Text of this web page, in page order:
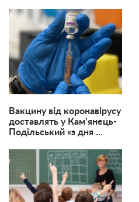
Вакцину від коронавірусу
доставлять у Кам’янець-
Подільський «з дня ...